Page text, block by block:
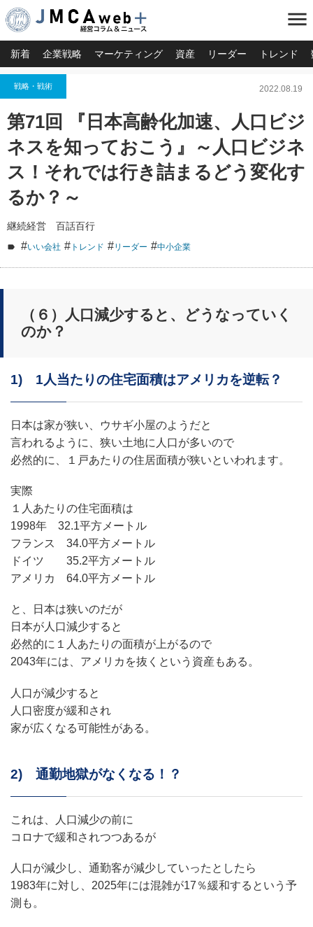
menu
新着 企業戦略 マーケティング 資産 リーダー トレンド
戦略・戦術 2022.08.19
第71回 『日本高齢化加速、人口ビジ
ネスを知っておこう』～人口ビジネ
ス！それでは行き詰まるどう変化す
るか？～
継続経営 百話百行
#いい会社 # トレンド #リーダー #中小企業
（６）人口減少すると、どうなっていく
のか？
1) 1人当たりの住宅面積はアメリカを逆転？
日本は家が狭い、ウサギ小屋のようだと
言われるように、狭い土地に人口が多いので
必然的に、１戸あたりの住居面積が狭いといわれます。
実際
１人あたりの住宅面積は
1998年 32.1平方メートル
フランス 34.0平方メートル
ドイツ 35.2平方メートル
アメリカ 64.0平方メートル
と、日本は狭いのだが
日本が人口減少すると
必然的に１人あたりの面積が上がるので
2043年には、アメリカを抜くという資産もある。
人口が減少すると
人口密度が緩和され
家が広くなる可能性がある。
2) 通勤地獄がなくなる！？
これは、人口減少の前に
コロナで緩和されつつあるが
人口が減少し、通勤客が減少していったとしたら
1983年に対し、2025年には混雑が17％緩和するという予
測も。